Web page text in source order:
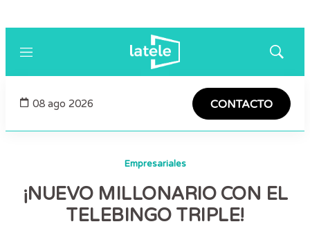
Menú
Mostrar
08 ago 2026 CONTACTO
Empresariales
¡NUEVO MILLONARIO CON EL
TELEBINGO TRIPLE!